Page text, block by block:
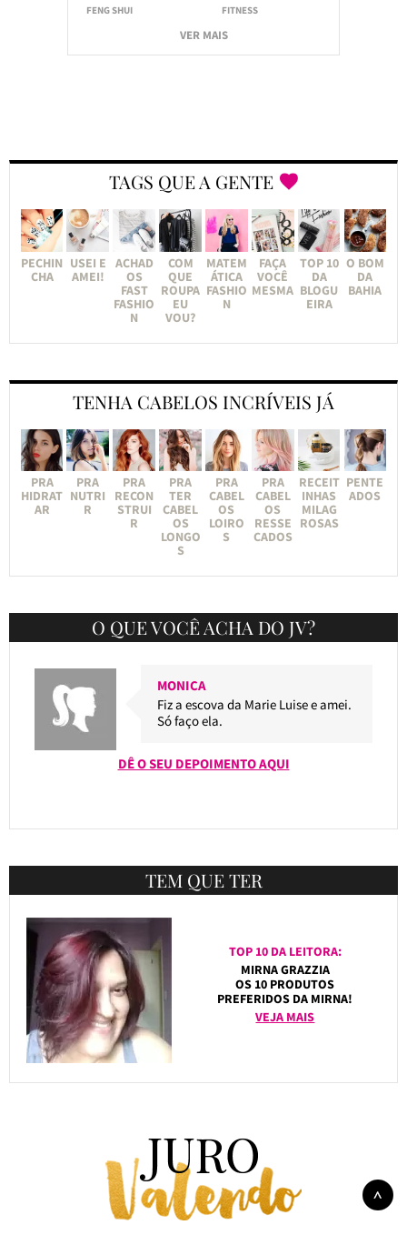
FENG SHUI
FITNESS
VER MAIS
TAGS QUE A GENTE
PECHIN
CHA
USEI E
AMEI!
ACHAD
OS
FAST
FASHIO
N
COM
QUE
ROUPA
EU
VOU?
MATEM
ÁTICA
FASHIO
N
FAÇA
VOCÊ
MESMA
TOP 10
DA
BLOGU
EIRA
O BOM
DA
BAHIA
TENHA CABELOS INCRÍVEIS JÁ
PRA
HIDRAT
AR
PRA
NUTRI
R
PRA
RECON
STRUI
R
PRA
TER
CABEL
OS
LONGO
S
PRA
CABEL
OS
LOIRO
S
PRA
CABEL
OS
RESSE
CADOS
RECEIT
INHAS
MILAG
ROSAS
PENTE
ADOS
O QUE VOCÊ ACHA DO JV?
MONICA
Fiz a escova da Marie Luise e amei.
Só faço ela.
DÊ O SEU DEPOIMENTO AQUI
TEM QUE TER
TOP 10 DA LEITORA:
MIRNA GRAZZIA
OS 10 PRODUTOS
PREFERIDOS DA MIRNA!
VEJA MAIS